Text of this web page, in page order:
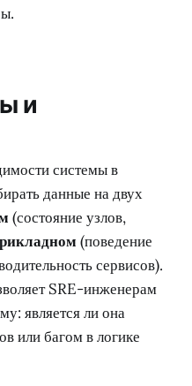
и
системы в
данные на двух
(состояние узлов,
(поведение
сервисов).
SRE-инженерам
является ли она
или багом в логике